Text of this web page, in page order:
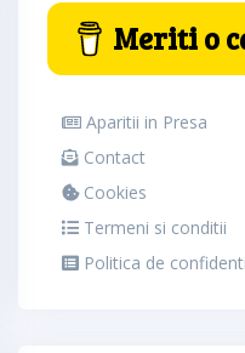
Meriti o
Aparitii in Presa
Contact
Cookies
Termeni si conditii
Politica de